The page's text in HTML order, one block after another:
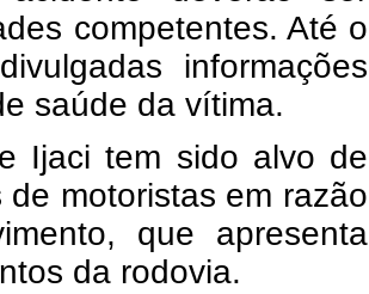
competentes. Até o
informações
saúde da vítima.
Ijaci tem sido alvo de
motoristas em razão
que apresenta
da rodovia.